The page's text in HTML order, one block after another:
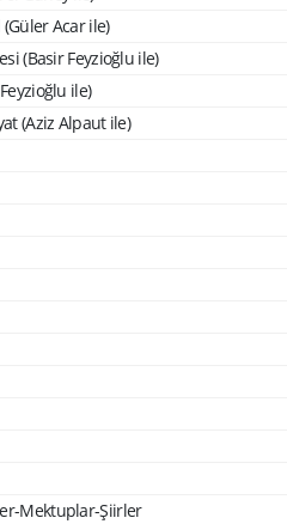
(Güler Acar ile)
(Basir Feyzioğlu ile)
ile)
(Aziz Alpaut ile)
Mektuplar-Şiirler